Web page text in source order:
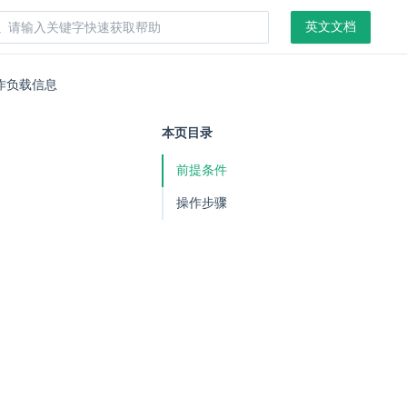
英文文档
负载信息
本页目录
前提条件
操作步骤